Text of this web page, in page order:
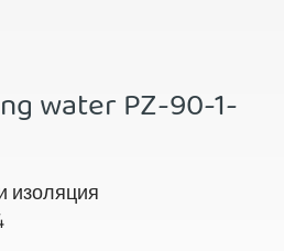
water PZ-90-1-
изоляция